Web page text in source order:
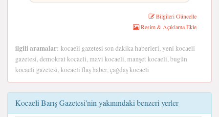
Bilgileri Güncelle
Resim & Açıklama Ekle
ilgili aramalar: kocaeli gazetesi son dakika haberleri, yeni kocaeli
gazetesi, demokrat kocaeli, mavi kocaeli, manşet kocaeli, bugün
kocaeli gazetesi, kocaeli flaş haber, çağdaş kocaeli
Kocaeli Barış Gazetesi'nin yakınındaki benzeri yerler